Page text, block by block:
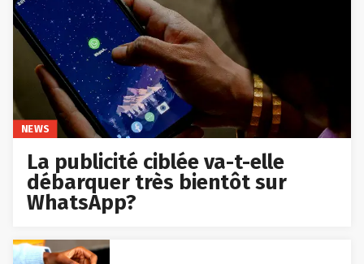
NEWS
La publicité ciblée va-t-elle
débarquer très bientôt sur
WhatsApp?